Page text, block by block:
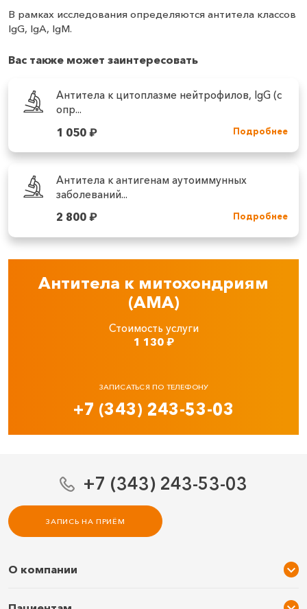
В рамках исследования определяются антитела классов
IgG, IgA, IgM.
Вас также может заинтересовать
Антитела к цитоплазме нейтрофилов, IgG (с
опр...
1 050₽ Подробнее
Антитела к антигенам аутоиммунных
заболеваний...
2 800₽ Подробнее
Антитела к митохондриям
(AMA)
Стоимость услуги
1 130₽
ЗАПИСАТЬСЯ ПО ТЕЛЕФОНУ
+7 (343) 243-53-03
+7 (343) 243-53-03
ЗАПИСЬ НА ПРИЁМ
О компании